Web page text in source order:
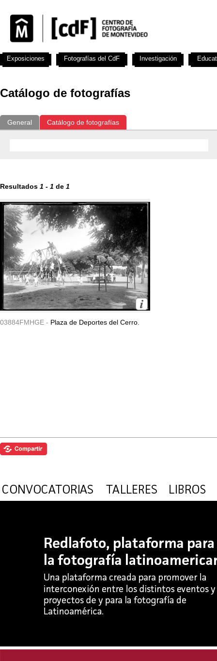
Catálogo de fotografías
General Catálogo de fotografías
Resultados 1 - 1 de 1
03884FMHGE - Plaza de Deportes del Cerro.
Exposiciones Fotografías del CdF Investigación